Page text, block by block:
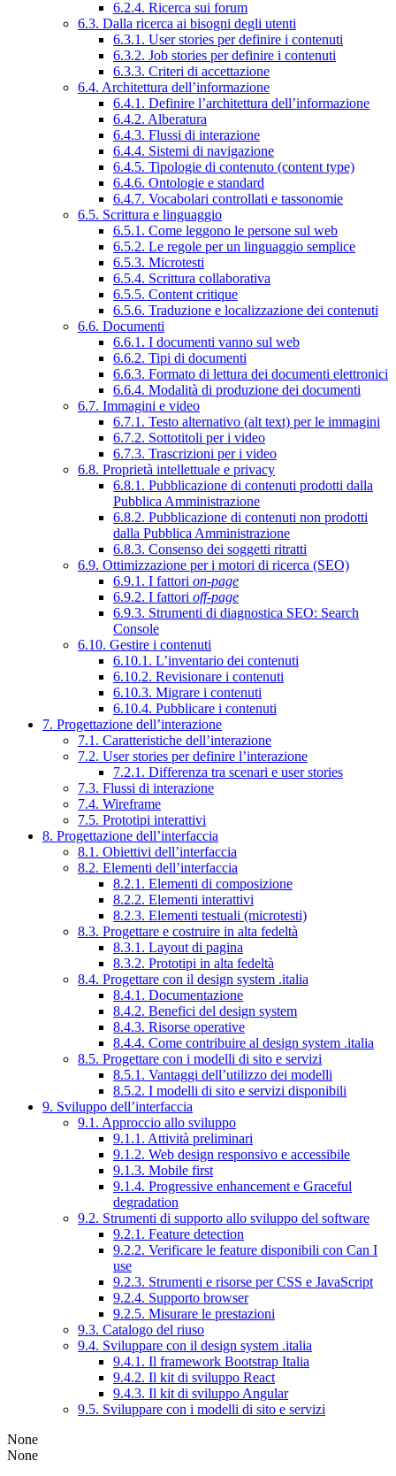
6.2.4. Ricerca sui forum
6.3. Dalla ricerca ai bisogni degli utenti
6.3.1. User stories per definire i contenuti
6.3.2. Job stories per definire i contenuti
6.3.3. Criteri di accettazione
6.4. Architettura dell’informazione
6.4.1. Definire l’architettura dell’informazione
6.4.2. Alberatura
6.4.3. Flussi di interazione
6.4.4. Sistemi di navigazione
6.4.5. Tipologie di contenuto (content type)
6.4.6. Ontologie e standard
6.4.7. Vocabolari controllati e tassonomie
6.5. Scrittura e linguaggio
6.5.1. Come leggono le persone sul web
6.5.2. Le regole per un linguaggio semplice
6.5.3. Microtesti
6.5.4. Scrittura collaborativa
6.5.5. Content critique
6.5.6. Traduzione e localizzazione dei contenuti
6.6. Documenti
6.6.1. I documenti vanno sul web
6.6.2. Tipi di documenti
6.6.3. Formato di lettura dei documenti elettronici
6.6.4. Modalità di produzione dei documenti
6.7. Immagini e video
6.7.1. Testo alternativo (alt text) per le immagini
6.7.2. Sottotitoli per i video
6.7.3. Trascrizioni per i video
6.8. Proprietà intellettuale e privacy
6.8.1. Pubblicazione di contenuti prodotti dalla
Pubblica Amministrazione
6.8.2. Pubblicazione di contenuti non prodotti
dalla Pubblica Amministrazione
6.8.3. Consenso dei soggetti ritratti
6.9. Ottimizzazione per i motori di ricerca (SEO)
6.9.1. I fattori on-page
6.9.2. I fattori off-page
6.9.3. Strumenti di diagnostica SEO: Search
Console
6.10. Gestire i contenuti
6.10.1. L’inventario dei contenuti
6.10.2. Revisionare i contenuti
6.10.3. Migrare i contenuti
6.10.4. Pubblicare i contenuti
7. Progettazione dell’interazione
7.1. Caratteristiche dell’interazione
7.2. User stories per definire l’interazione
7.2.1. Differenza tra scenari e user stories
7.3. Flussi di interazione
7.4. Wireframe
7.5. Prototipi interattivi
8. Progettazione dell’interfaccia
8.1. Obiettivi dell’interfaccia
8.2. Elementi dell’interfaccia
8.2.1. Elementi di composizione
8.2.2. Elementi interattivi
8.2.3. Elementi testuali (microtesti)
8.3. Progettare e costruire in alta fedeltà
8.3.1. Layout di pagina
8.3.2. Prototipi in alta fedeltà
8.4. Progettare con il design system .italia
8.4.1. Documentazione
8.4.2. Benefici del design system
8.4.3. Risorse operative
8.4.4. Come contribuire al design system .italia
8.5. Progettare con i modelli di sito e servizi
8.5.1. Vantaggi dell’utilizzo dei modelli
8.5.2. I modelli di sito e servizi disponibili
9. Sviluppo dell’interfaccia
9.1. Approccio allo sviluppo
9.1.1. Attività preliminari
9.1.2. Web design responsivo e accessibile
9.1.3. Mobile first
9.1.4. Progressive enhancement e Graceful
degradation
9.2. Strumenti di supporto allo sviluppo del software
9.2.1. Feature detection
9.2.2. Verificare le feature disponibili con Can I
use
9.2.3. Strumenti e risorse per CSS e JavaScript
9.2.4. Supporto browser
9.2.5. Misurare le prestazioni
9.3. Catalogo del riuso
9.4. Sviluppare con il design system .italia
9.4.1. Il framework Bootstrap Italia
9.4.2. Il kit di sviluppo React
9.4.3. Il kit di sviluppo Angular
9.5. Sviluppare con i modelli di sito e servizi
None
None